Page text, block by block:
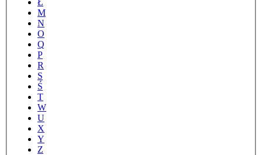
M
N
O
Q
P
R
S
Ś
T
W
U
X
Y
Z